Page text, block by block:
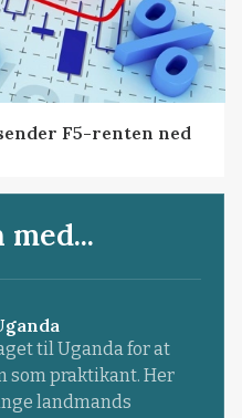
F5-renten ned
til Uganda for at
som praktikant. Her
landmands